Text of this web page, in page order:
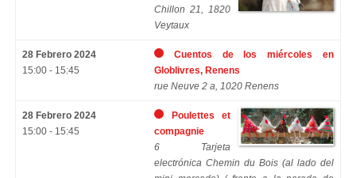
Chillon 21, 1820
Veytaux
28 Febrero 2024
15:00 - 15:45
Cuentos de los miércoles en
Globlivres, Renens
rue Neuve 2 a, 1020 Renens
28 Febrero 2024
15:00 - 15:45
Poulettes et
compagnie
6 Tarjeta
electrónica Chemin du Bois (al lado del